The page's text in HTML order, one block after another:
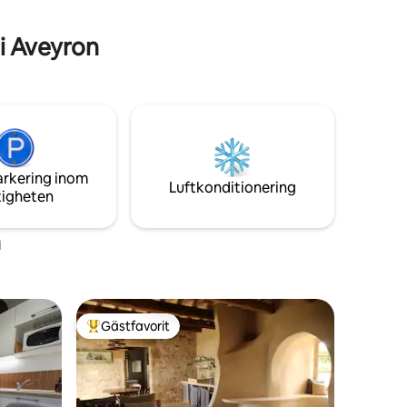
Aveyron
inom
Luftkonditionering
Populär gästfavorit
Gästfavorit